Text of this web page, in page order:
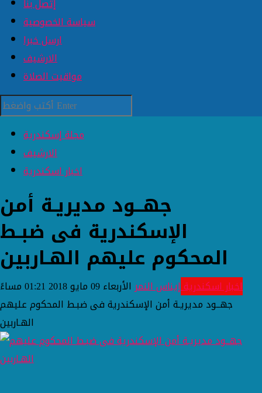
إتصل بنا
سياسة الخصوصية
ارسل خبرا
الارشيف
مواقيت الصلاة
مجلة إسكندرية
الارشيف
اخبار اسكندرية
جهــود مديريـة أمن
الإسكندرية فى ضبـط
المحكوم عليهم الهـاربين
اخبار اسكندريةإيناس النمر الأربعاء 09 مايو 2018 01:21 مساءً
جهــود مديريـة أمن الإسكندرية فى ضبـط المحكوم عليهم
الهـاربين